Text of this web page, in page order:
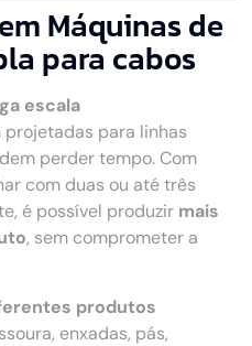
Máquinas de
para cabos
escala
projetadas para linhas
perder tempo. Com
com duas ou até três
é possível produzir mais
, sem comprometer a
produtos
enxadas, pás,